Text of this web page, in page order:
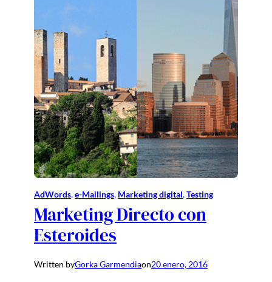
AdWords, e-Mailings, Marketing digital, Testing
Marketing Directo con
Esteroides
Written byGorka Garmendiaon20 enero, 2016